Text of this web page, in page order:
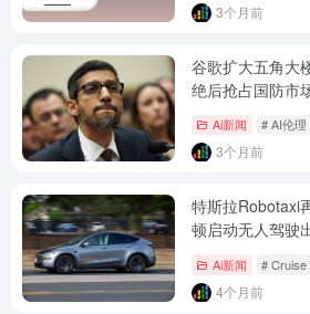
3个月前
谷歌扩大五角大
绝后抢占国防市
Ai新闻 # AI伦理
3个月前
特斯拉Robotaxi
顿启动无人驾驶
Ai新闻 # Cruise
4个月前